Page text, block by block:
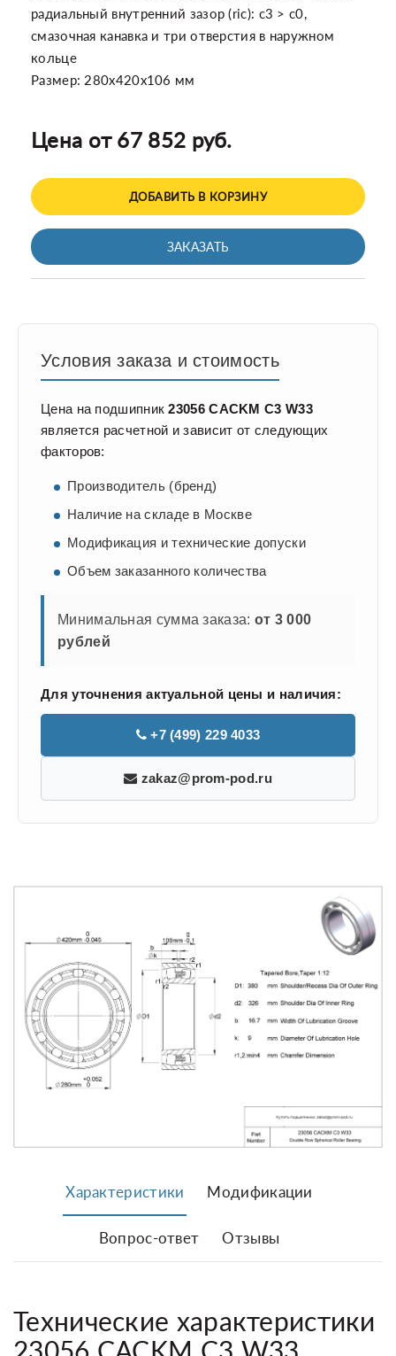
радиальный внутренний зазор (ric): c3 > c0,
смазочная канавка и три отверстия в наружном
кольце
Размер: 280x420x106 мм
Цена от 67 852 руб.
ДОБАВИТЬ В КОРЗИНУ
ЗАКАЗАТЬ
Условия заказа и стоимость
Цена на подшипник23056 CACKM C3 W33
является расчетной и зависит от следующих
факторов:
Производитель (бренд)
Наличие на складе в Москве
Модификация и технические допуски
Объем заказанного количества
Минимальная сумма заказа: от 3 000
рублей
Для уточнения актуальной цены и наличия:
+7 (499) 229 4033
zakaz@prom-pod.ru
Характеристики Модификации
Вопрос-ответ Отзывы
Технические характеристики
23056 CACKM C3 W33